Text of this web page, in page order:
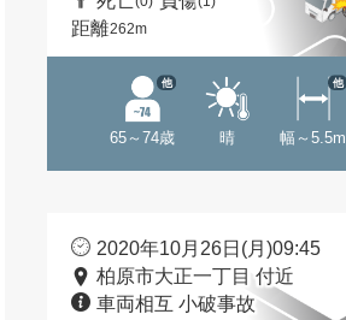
距離262m
65～74歳
他
晴 幅～5.5m
他
2020年10月26日(月)09:45
柏原市大正一丁目 付近
車両相互 小破事故